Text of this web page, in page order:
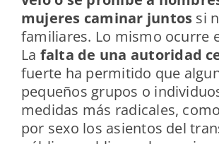
mujeres caminar juntos si
familiares. Lo mismo ocurre
La falta de una autoridad
fuerte ha permitido que
pequeños grupos o
medidas más radicales,
por sexo los asientos del